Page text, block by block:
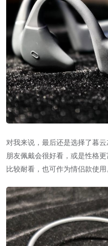
对我来说，最后还是选择了暮
朋友佩戴会很好看，或是性格
比较耐看，也可作为情侣款使用。